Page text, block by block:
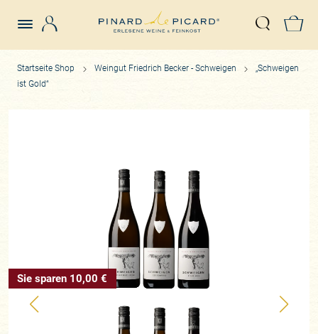
Suche
Startseite Shop Weingut Friedrich Becker - Schweigen
„Schweigen
ist Gold“
Sie sparen 10,00 €